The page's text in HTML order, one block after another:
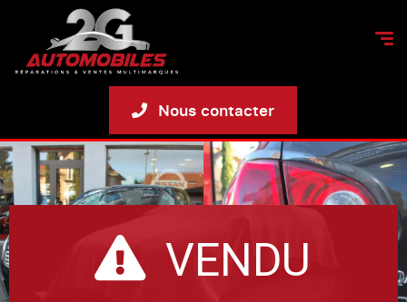
Nous contacter
VENDU